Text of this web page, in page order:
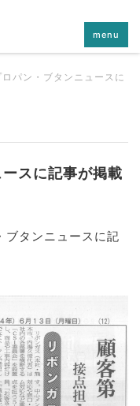
menu
ロパン・ブタンニュースに
スに記事が掲載
タンニュースに記